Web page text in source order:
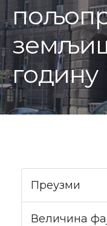
годину
Преузми
Величина